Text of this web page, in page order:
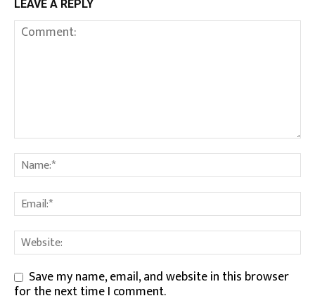
LEAVE A REPLY
Save my name, email, and website in this browser
for the next time I comment.